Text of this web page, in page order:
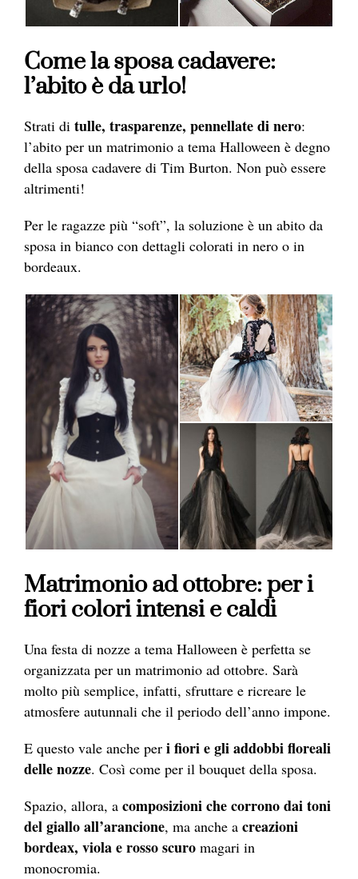
Come la sposa cadavere:
l’abito è da urlo!
Strati di tulle, trasparenze, pennellate di nero:
l’abito per un matrimonio a tema Halloween è degno
della sposa cadavere di Tim Burton. Non può essere
altrimenti!
Per le ragazze più “soft”, la soluzione è un abito da
sposa in bianco con dettagli colorati in nero o in
bordeaux.
Matrimonio ad ottobre: per i
fiori colori intensi e caldi
Una festa di nozze a tema Halloween è perfetta se
organizzata per un matrimonio ad ottobre. Sarà
molto più semplice, infatti, sfruttare e ricreare le
atmosfere autunnali che il periodo dell’anno impone.
E questo vale anche per i fiori e gli addobbi floreali
delle nozze. Così come per il bouquet della sposa.
Spazio, allora, a composizioni che corrono dai toni
del giallo all’arancione, ma anche a creazioni
bordeax, viola e rosso scuro magari in
monocromia.